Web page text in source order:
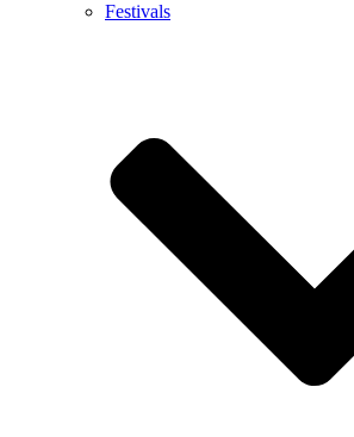
Festivals